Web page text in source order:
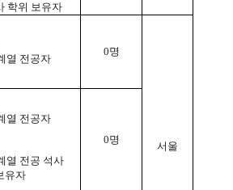
학위 보유자
열 전공자
0명
서울
열 전공자
열 전공 석사
유자
0명